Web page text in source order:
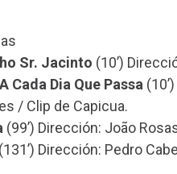
Sr. Jacinto (10’)
A Cada Dia Que Passa
/ Clip de Capicua.
(99’) Dirección: João
(131’) Dirección: Pedro